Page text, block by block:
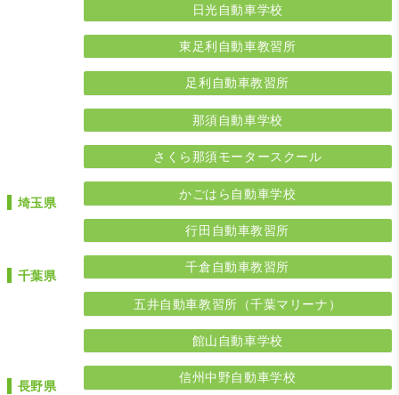
日光自動車学校
東足利自動車教習所
足利自動車教習所
那須自動車学校
さくら那須モータースクール
埼玉県
かごはら自動車学校
行田自動車教習所
千葉県
千倉自動車教習所
五井自動車教習所（千葉マリーナ）
館山自動車学校
長野県
信州中野自動車学校